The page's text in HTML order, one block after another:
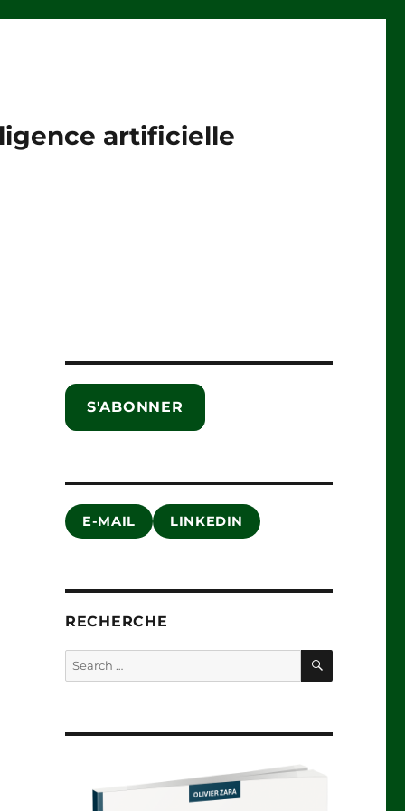
artificielle
S'ABONNER
E-MAIL LINKEDIN
RECHERCHE
Search
for:
SEARCH